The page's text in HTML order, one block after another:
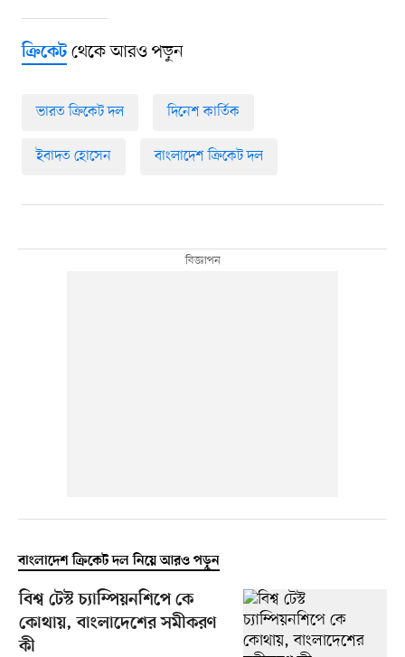
ক্রিকেটথেকে আরও পড়ুন
ভারত ক্রিকেট দল দিনেশ কার্তিক
ইবাদত হোসেন বাংলাদেশ ক্রিকেট দল
বাংলাদেশ ক্রিকেট দল নিয়ে আরও পড়ুন
বিশ্ব টেস্ট চ্যাম্পিয়নশিপে কে
কোথায়, বাংলাদেশের সমীকরণ
কী